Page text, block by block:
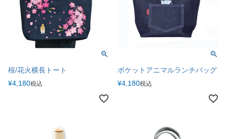
桜/花火横長トート
¥4,180税込
ポケットアニマルランチバッグ
¥4,180税込